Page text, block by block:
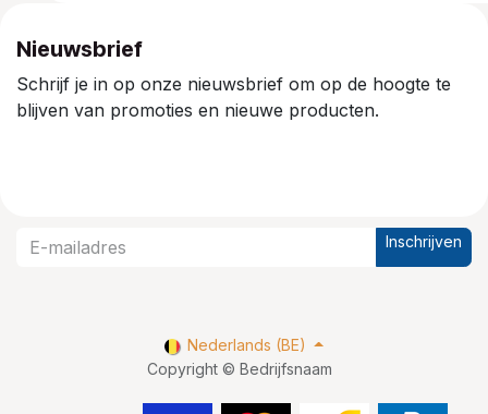
Nieuwsbrief
Schrijf je in op onze nieuwsbrief om op de hoogte te
blijven van promoties en nieuwe producten.
Inschrijven
Copyright © Bedrijfsnaam
Nederlands (BE)